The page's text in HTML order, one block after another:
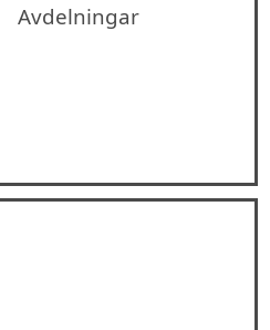
Avdelningar